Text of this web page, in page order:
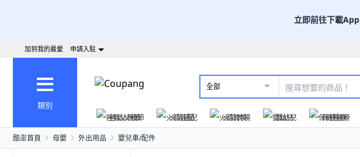
立即前往下載App
加到我的最愛 申請入駐
類別
全部
爸氣父親節 火箭速配 火箭跨境 嬰幼兒 保健醫療
酷澎首頁 母嬰 外出用品 嬰兒車/配件